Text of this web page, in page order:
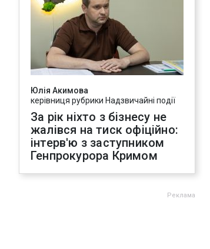
Юлія Акимова
керівниця рубрики Надзвичайні події
За рік ніхто з бізнесу не
жалівся на тиск офіційно:
інтерв'ю з заступником
Генпрокурора Кримом